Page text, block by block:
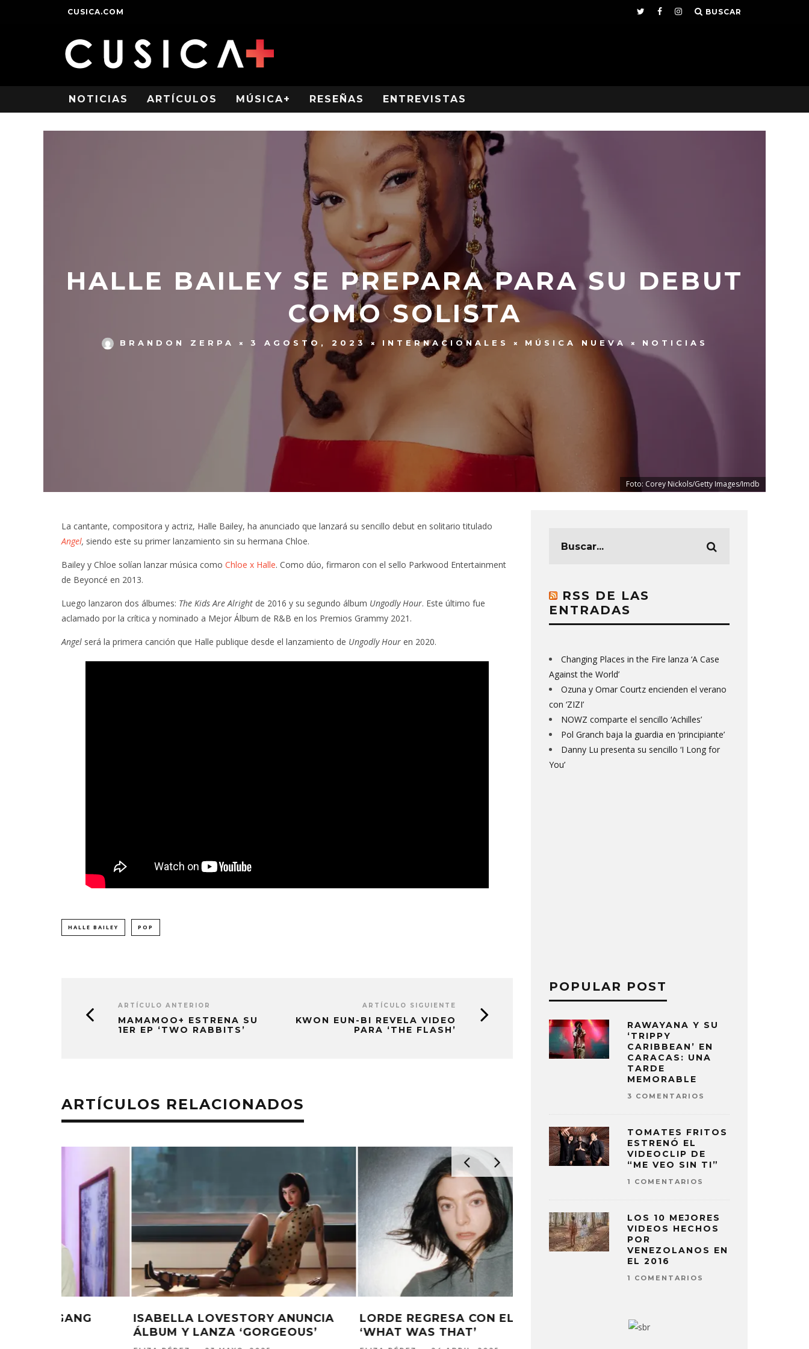
CUSICA.COM BUSCAR
NOTICIAS ARTÍCULOS MÚSICA+ RESEÑAS ENTREVISTAS
HALLE BAILEY SE PREPARA PARA SU DEBUT
COMO SOLISTA
BRANDON ZERPA 3 AGOSTO, 2023 INTERNACIONALES MÚSICA NUEVA NOTICIAS
Foto: Corey Nickols/Getty Images/Imdb
La cantante, compositora y actriz, Halle Bailey, ha anunciado que lanzará su sencillo debut en solitario titulado
Angel, siendo este su primer lanzamiento sin su hermana Chloe.
Bailey y Chloe solían lanzar música como Chloe x Halle. Como dúo, firmaron con el sello Parkwood Entertainment
de Beyoncé en 2013.
Luego lanzaron dos álbumes: The Kids Are Alright de 2016 y su segundo álbum Ungodly Hour. Este último fue
aclamado por la crítica y nominado a Mejor Álbum de R&B en los Premios Grammy 2021.
Angel será la primera canción que Halle publique desde el lanzamiento de Ungodly Hour en 2020.
HALLE BAILEY POP
ARTÍCULO ANTERIOR
MAMAMOO+ ESTRENA SU
1ER EP ‘TWO RABBITS’
ARTÍCULO SIGUIENTE
KWON EUN-BI REVELA VIDEO
PARA ‘THE FLASH’
ARTÍCULOS RELACIONADOS
LORDE REGRESA CON EL SINGLE
‘WHAT WAS THAT’
YEULE LANZA EL SENCILLO
‘EVANGELIC GIRL IS A GUN’
RSS DE LAS
ENTRADAS
Changing Places in the Fire lanza ‘A Case
Against the World’
Ozuna y Omar Courtz encienden el verano
con ‘ZIZI’
NOWZ comparte el sencillo ‘Achilles’
Pol Granch baja la guardia en ‘principiante’
Danny Lu presenta su sencillo ‘I Long for
You’
POPULAR POST
RAWAYANA Y SU
‘TRIPPY
CARIBBEAN’ EN
CARACAS: UNA
TARDE
MEMORABLE
3 COMENTARIOS
TOMATES FRITOS
ESTRENÓ EL
VIDEOCLIP DE
“ME VEO SIN TI”
1 COMENTARIOS
LOS 10 MEJORES
VIDEOS HECHOS
POR
VENEZOLANOS EN
EL 2016
1 COMENTARIOS